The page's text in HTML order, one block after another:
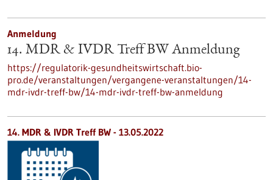
Anmeldung
14. MDR & IVDR Treff BW Anmeldung
https://regulatorik-gesundheitswirtschaft.bio-
pro.de/veranstaltungen/vergangene-veranstaltungen/14-
mdr-ivdr-treff-bw/14-mdr-ivdr-treff-bw-anmeldung
14. MDR & IVDR Treff BW - 13.05.2022